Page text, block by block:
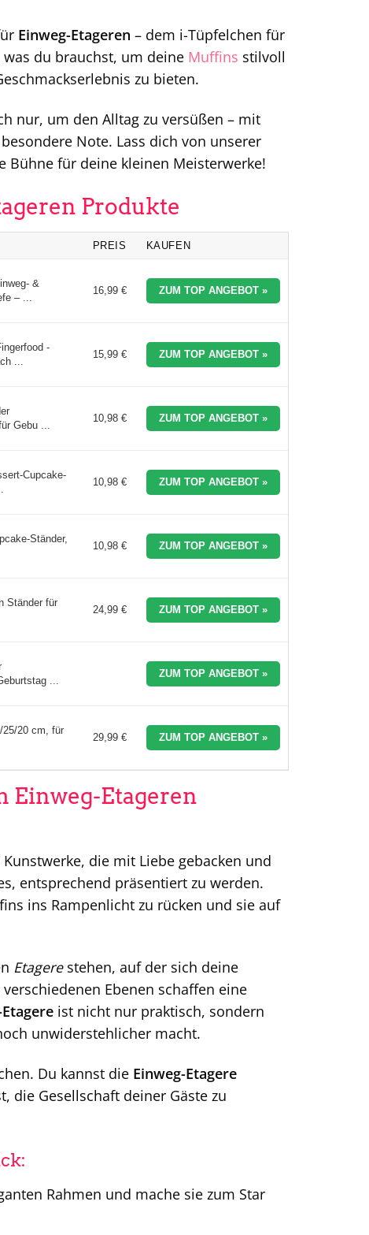
Einweg-Etageren – dem i-Tüpfelchen für
du brauchst, um deine Muffins stilvoll
zu bieten.
nur, um den Alltag zu versüßen – mit
Note. Lass dich von unserer
für deine kleinen Meisterwerke!
Produkte
PREIS KAUFEN
&
– ...
16,99 € ZUM TOP ANGEBOT »
-
...
15,99 € ZUM TOP ANGEBOT »
Gebu ...
10,98 € ZUM TOP ANGEBOT »
Cupcake-
10,98 € ZUM TOP ANGEBOT »
Ständer,
10,98 € ZUM TOP ANGEBOT »
Ständer für
24,99 € ZUM TOP ANGEBOT »
...
ZUM TOP ANGEBOT »
25/20 cm, für
29,99 € ZUM TOP ANGEBOT »
Einweg-Etageren
die mit Liebe gebacken und
entsprechend präsentiert zu werden.
ins Rampenlicht zu rücken und sie auf
Etagerestehen, auf der sich deine
Ebenen schaffen eine
ist nicht nur praktisch, sondern
unwiderstehlicher macht.
Du kannst die Einweg-Etagere
die Gesellschaft deiner Gäste zu
Rahmen und mache sie zum Star